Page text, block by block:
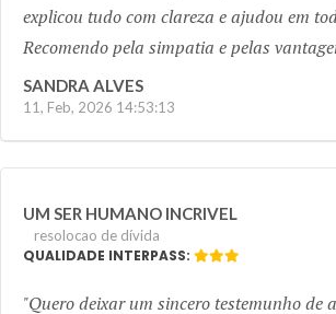
explicou tudo com clareza e ajudou em
Recomendo pela simpatia e pelas
SANDRA ALVES
11, Feb, 2026 14:53:13
UM SER HUMANO INCRIVEL
resolocao de dívida
QUALIDADE INTERPASS:
Quero deixar um sincero testemunho de